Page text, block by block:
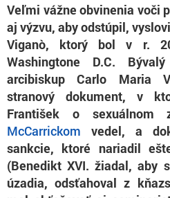
Veľmi vážne obvinenia voči
aj výzvu, aby odstúpil,
Viganò, ktorý bol v r.
Washingtone D.C.
arcibiskup Carlo Maria
stranový dokument, v
František o sexuálnom
McCarrickom vedel, a
sankcie, ktoré nariadil
(Benedikt XVI. žiadal, aby
úzadia, odsťahoval z